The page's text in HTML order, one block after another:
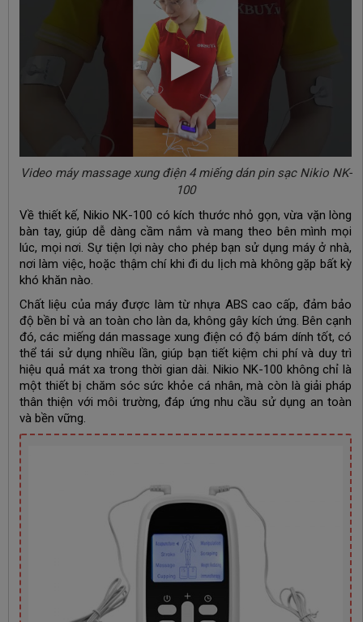
Video máy massage xung điện 4 miếng dán pin sạc Nikio NK-
100
Về thiết kế, Nikio NK-100 có kích thước nhỏ gọn, vừa vặn lòng
bàn tay, giúp dễ dàng cầm nắm và mang theo bên mình mọi
lúc, mọi nơi. Sự tiện lợi này cho phép bạn sử dụng máy ở nhà,
nơi làm việc, hoặc thậm chí khi đi du lịch mà không gặp bất kỳ
khó khăn nào.
Chất liệu của máy được làm từ nhựa ABS cao cấp, đảm bảo
độ bền bỉ và an toàn cho làn da, không gây kích ứng. Bên cạnh
đó, các miếng dán massage xung điện có độ bám dính tốt, có
thể tái sử dụng nhiều lần, giúp bạn tiết kiệm chi phí và duy trì
hiệu quả mát xa trong thời gian dài. Nikio NK-100 không chỉ là
một thiết bị chăm sóc sức khỏe cá nhân, mà còn là giải pháp
thân thiện với môi trường, đáp ứng nhu cầu sử dụng an toàn
và bền vững.